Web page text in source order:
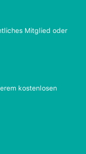
Mitglied oder
kostenlosen